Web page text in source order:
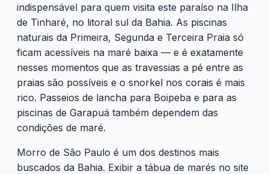
indispensável para quem visita este paraíso na Ilha
de Tinharé, no litoral sul da Bahia. As piscinas
naturais da Primeira, Segunda e Terceira Praia só
ficam acessíveis na maré baixa — e é exatamente
nesses momentos que as travessias a pé entre as
praias são possíveis e o snorkel nos corais é mais
rico. Passeios de lancha para Boipeba e para as
piscinas de Garapuá também dependem das
condições de maré.
Morro de São Paulo é um dos destinos mais
buscados da Bahia. Exibir a tábua de marés no site